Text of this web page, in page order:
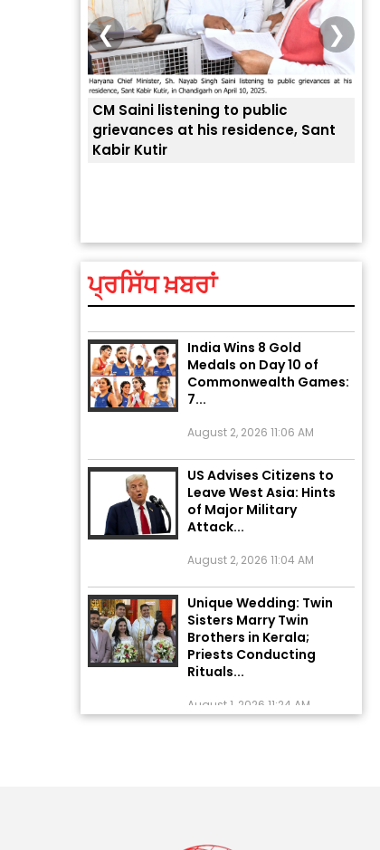
CM Saini listening to public
grievances at his residence, Sant
Kabir Kutir
❮ ❯
ਪ੍ਰਸਿੱਧ ਖ਼ਬਰਾਂ
Khyber Pakhtunkhwa: 7
Killed, 18 Injured
August 2, 2026 10:05 PM
India Wins 8 Gold
Medals on Day 10 of
Commonwealth Games:
7...
US Advises Citizens to
Leave West Asia: Hints
of Major Military
Attack...
Unique Wedding: Twin
Sisters Marry Twin
Brothers in Kerala;
Priests Conducting
Rituals...